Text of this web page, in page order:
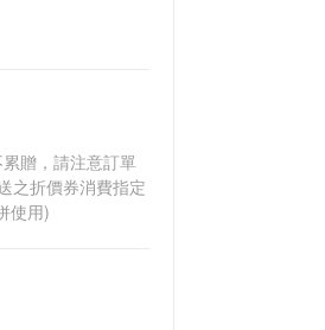
贈，請注意訂單
之折價券消費指定
使用)